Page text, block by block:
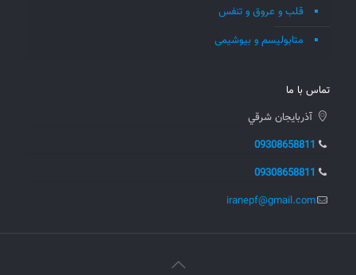
قلب و عروق و تنفس
متابولیسم و بیوشیمی
تماس با ما
آذربايجان شرقي
09308658811
09308658811
iranepf@gmail.com